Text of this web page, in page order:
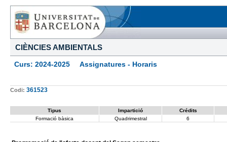
CIÈNCIES AMBIENTALS
Curs: 2024-2025 Assignatures - Horaris
Codi: 361523
Tipus Impartició
Crédits
Formació bàsica
Quadrimestral 6